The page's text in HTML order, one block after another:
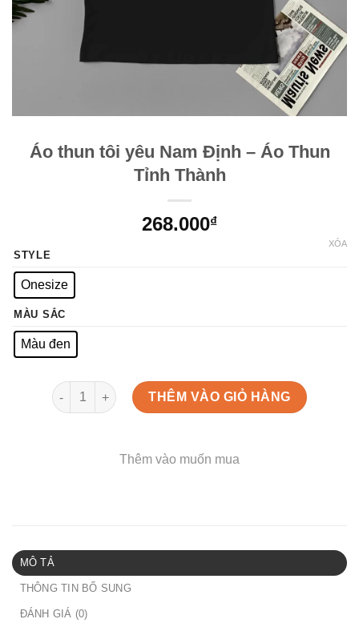
Áo thun tôi yêu Nam Định – Áo Thun
Tỉnh Thành
268.000₫
STYLE
Onesize
MÀU SẮC
Màu đen
XÓA
Áo thun tôi yêu Nam Định - Áo Thun Tỉnh Thành số
THÊM VÀO GIỎ HÀNG
Thêm vào muốn mua
MÔ TẢ
THÔNG TIN BỔ SUNG
ĐÁNH GIÁ (0)